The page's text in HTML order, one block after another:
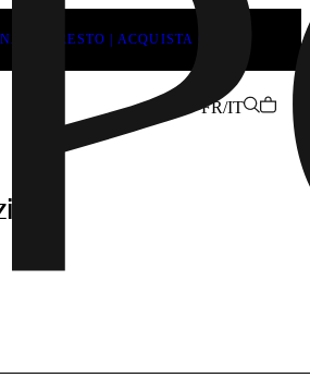
PRESTO | ACQUISTA ORA
FR/IT